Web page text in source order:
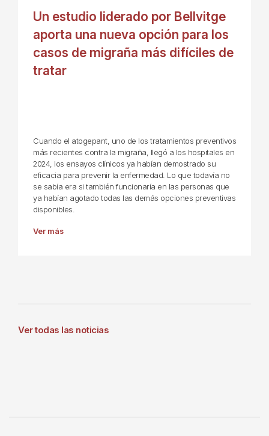
Un estudio liderado por Bellvitge
aporta una nueva opción para los
casos de migraña más difíciles de
tratar
Cuando el atogepant, uno de los tratamientos preventivos
más recientes contra la migraña, llegó a los hospitales en
2024, los ensayos clínicos ya habían demostrado su
eficacia para prevenir la enfermedad. Lo que todavía no
se sabía era si también funcionaría en las personas que
ya habían agotado todas las demás opciones preventivas
disponibles.
Ver más
Ver todas las noticias